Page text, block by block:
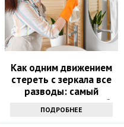
Как одним движением
стереть с зеркала все
разводы: самый
эффективный способ
ПОДРОБНЕЕ